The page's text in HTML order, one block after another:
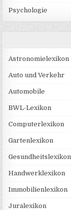
Psychologie
Astronomielexikon
Auto und Verkehr
Automobile
BWL-Lexikon
Computerlexikon
Gartenlexikon
Gesundheitslexikon
Handwerklexikon
Immobilienlexikon
Juralexikon